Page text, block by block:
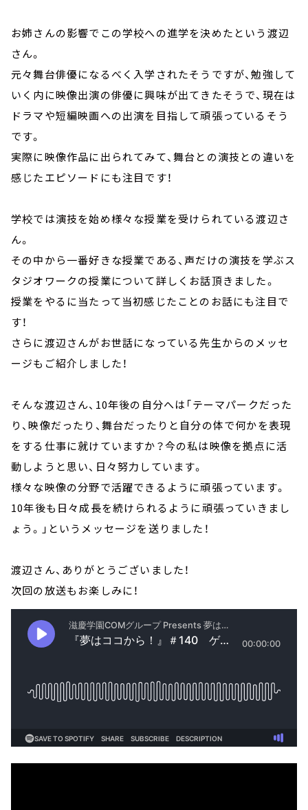
お姉さんの影響でこの学校への進学を決めたという渡辺
さん。
元々舞台俳優になるべく入学されたそうですが、勉強して
いく内に映像出演の俳優に興味が出てきたそうで、現在は
ドラマや短編映画への出演を目指して頑張っているそう
です。
実際に映像作品に出られてみて、舞台との演技との違いを
感じたエピソードにも注目です！
学校では演技を始め様々な授業を受けられている渡辺さ
ん。
その中から一番好きな授業である、声だけの演技を学ぶス
タジオワークの授業について詳しくお話頂きました。
授業をやるに当たって当初感じたことのお話にも注目で
す！
さらに渡辺さんがお世話になっている先生からのメッセ
ージもご紹介しました！
そんな渡辺さん、10年後の自分へは「テーマパークだった
り、映像だったり、舞台だったりと自分の体で何かを表現
をする仕事に就けていますか？今の私は映像を拠点に活
動しようと思い、日々努力しています。
様々な映像の分野で活躍できるように頑張っています。
10年後も日々成長を続けられるように頑張っていきまし
ょう。」というメッセージを送りました！
渡辺さん、ありがとうございました！
次回の放送もお楽しみに！